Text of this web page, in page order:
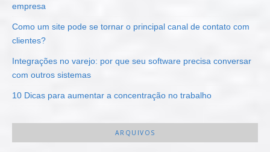
empresa
Como um site pode se tornar o principal canal de contato com
clientes?
Integrações no varejo: por que seu software precisa conversar
com outros sistemas
10 Dicas para aumentar a concentração no trabalho
ARQUIVOS